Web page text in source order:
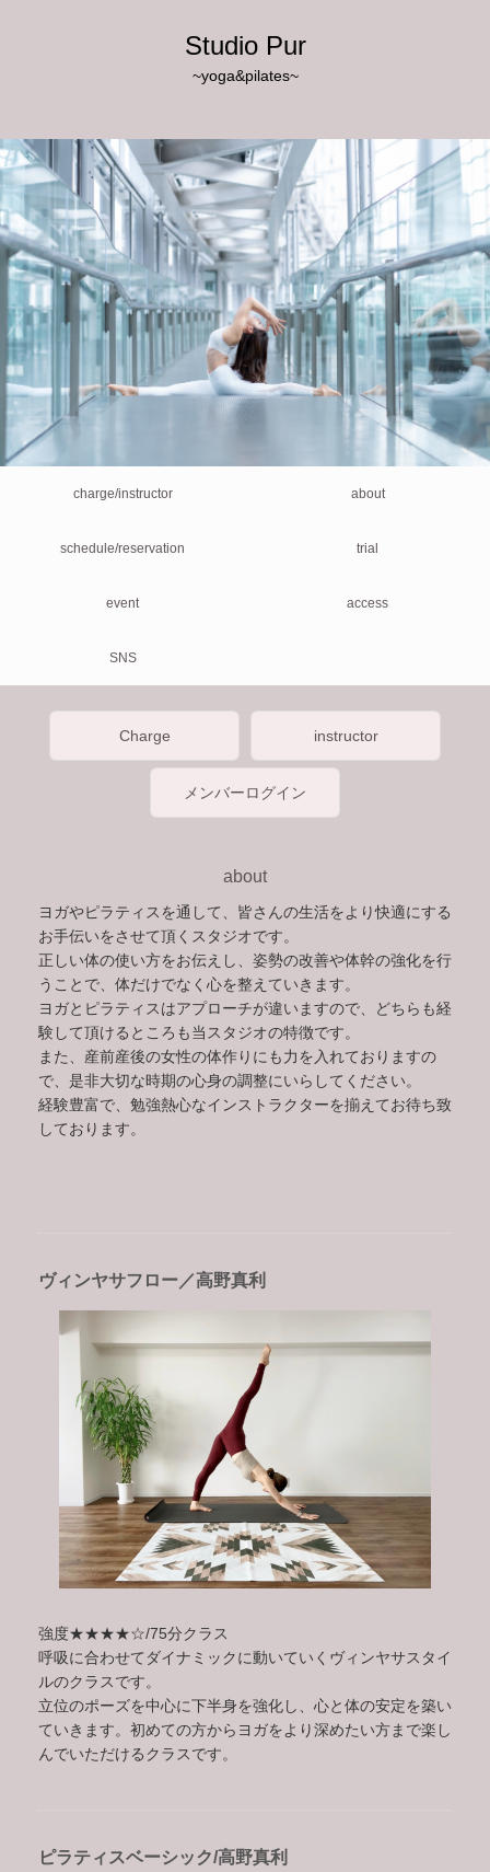
Studio Pur
~yoga&pilates~
charge/instructor about
schedule/reservation trial
event access
SNS
Charge instructor
メンバーログイン
about
ヨガやピラティスを通して、皆さんの生活をより快適にする
お手伝いをさせて頂くスタジオです。
正しい体の使い方をお伝えし、姿勢の改善や体幹の強化を行
うことで、体だけでなく心を整えていきます。
ヨガとピラティスはアプローチが違いますので、どちらも経
験して頂けるところも当スタジオの特徴です。
また、産前産後の女性の体作りにも力を入れておりますの
で、是非大切な時期の心身の調整にいらしてください。
経験豊富で、勉強熱心なインストラクターを揃えてお待ち致
しております。
ヴィンヤサフロー／高野真利
強度★★★★☆/75分クラス
呼吸に合わせてダイナミックに動いていくヴィンヤサスタイ
ルのクラスです。
立位のポーズを中心に下半身を強化し、心と体の安定を築い
ていきます。初めての方からヨガをより深めたい方まで楽し
んでいただけるクラスです。
ピラティスベーシック/高野真利